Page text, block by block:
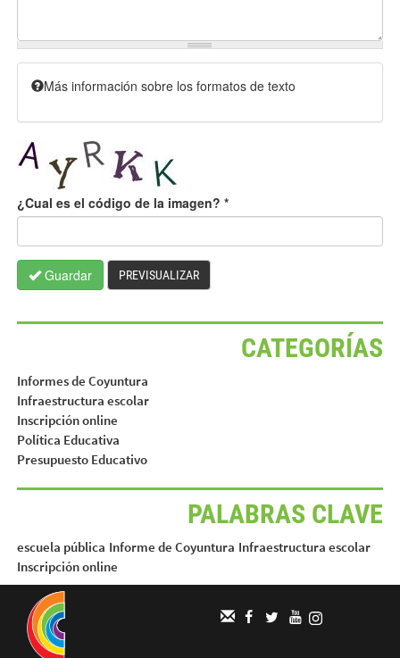
Más información sobre los formatos de texto
¿Cual es el código de la imagen? *
Guardar PREVISUALIZAR
CATEGORÍAS
Informes de Coyuntura
Infraestructura escolar
Inscripción online
Política Educativa
Presupuesto Educativo
PALABRAS CLAVE
escuela pública Informe de Coyuntura Infraestructura escolar
Inscripción online